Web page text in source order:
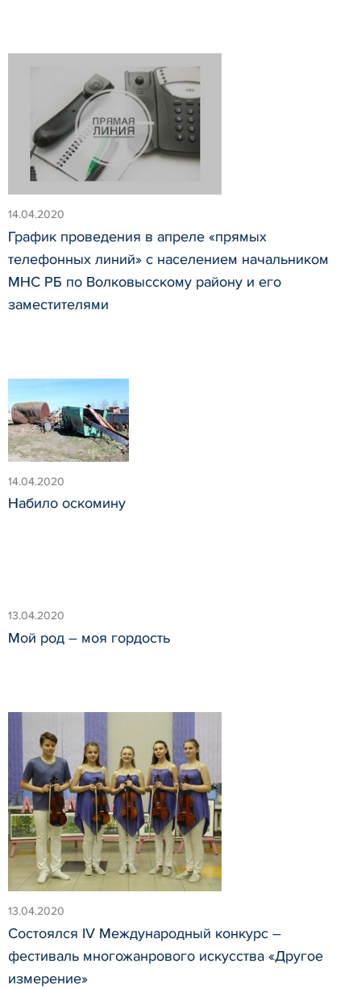
14.04.2020
График проведения в апреле «прямых
телефонных линий» с населением начальником
МНС РБ по Волковысскому району и его
заместителями
14.04.2020
Набило оскомину
13.04.2020
Мой род – моя гордость
13.04.2020
Состоялся IV Международный конкурс –
фестиваль многожанрового искусства «Другое
измерение»